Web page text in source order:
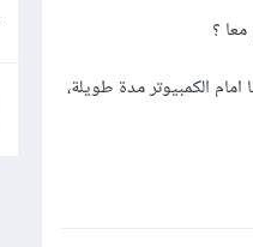
؟
الكمبيوتر مدة طويلة،